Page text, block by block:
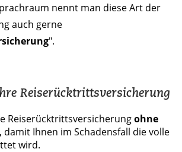
nennt man diese Art der
auch gerne
".
Reiserücktrittsversicherung
Reiserücktrittsversicherungohne
damit Ihnen im Schadensfall die volle
wird.